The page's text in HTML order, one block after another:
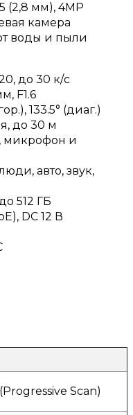
(2,8 мм), 4MP
камера
воды и пыли
до 30 к/с
F1.6
133.5° (диаг.)
до 30 м
микрофон и
авто, звук,
512 ГБ
DC 12 В
Scan)